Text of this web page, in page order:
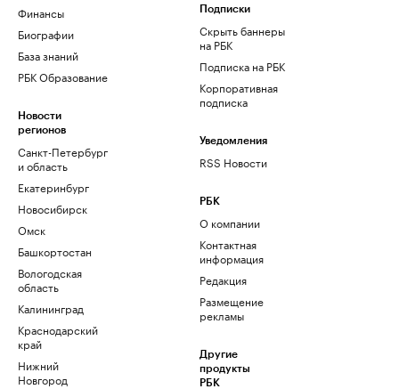
Финансы
Биографии
База знаний
РБК Образование
Новости
регионов
Санкт-Петербург
и область
Екатеринбург
Новосибирск
Омск
Башкортостан
Вологодская
область
Калининград
Краснодарский
край
Нижний
Новгород
Подписки
Скрыть баннеры
на РБК
Подписка на РБК
Корпоративная
подписка
Уведомления
RSS Новости
РБК
О компании
Контактная
информация
Редакция
Размещение
рекламы
Другие
продукты
РБК